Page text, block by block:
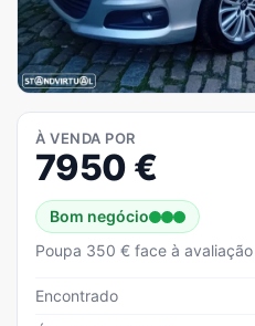
À VENDA POR
7950 €
Bom negócio
Poupa 350 € face à
Encontrado